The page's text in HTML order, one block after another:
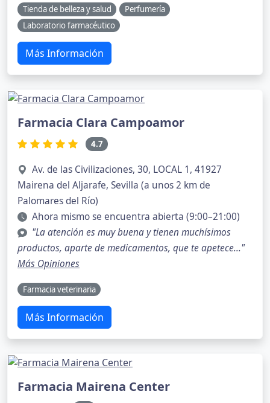
Tienda de belleza y salud
Perfumería
Laboratorio farmacéutico
Más Información
Farmacia Clara Campoamor
4.7
Av. de las Civilizaciones, 30, LOCAL 1, 41927
Mairena del Aljarafe, Sevilla (a unos 2 km de
Palomares del Río)
Ahora mismo se encuentra abierta (9:00–21:00)
"La atención es muy buena y tienen muchísimos
productos, aparte de medicamentos, que te apetece..."
Más Opiniones
Farmacia veterinaria
Más Información
Farmacia Mairena Center